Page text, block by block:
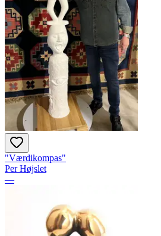
"Værdikompas"
Per Højslet
—